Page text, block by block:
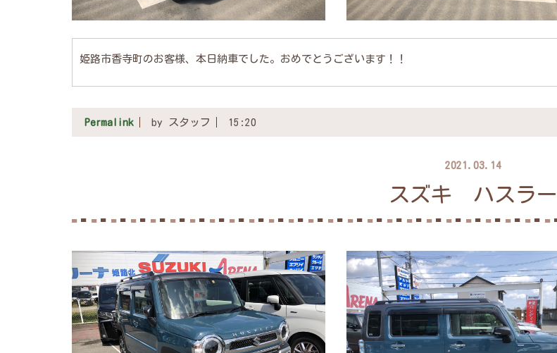
姫路市香寺町のお客様、本日納車でした。おめでとうございます！！
Permalink by スタッフ 15:20
2021.03.14
スズキ ハスラー